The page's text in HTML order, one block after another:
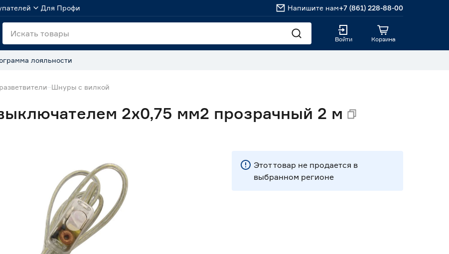
Для Профи Напишите нам+7 (861) 228-88-00
Войти Корзина
лояльности
Шнуры с вилкой
2х0,75 мм2 прозрачный 2 м
Этот товар не продается в
выбранном регионе